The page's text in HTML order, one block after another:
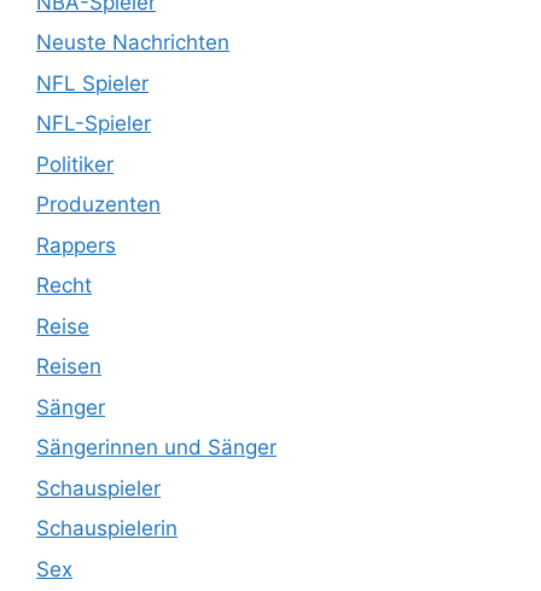
Neuste Nachrichten
NFL Spieler
NFL-Spieler
Politiker
Produzenten
Rappers
Recht
Reise
Reisen
Sänger
Sängerinnen und Sänger
Schauspieler
Schauspielerin
Sex